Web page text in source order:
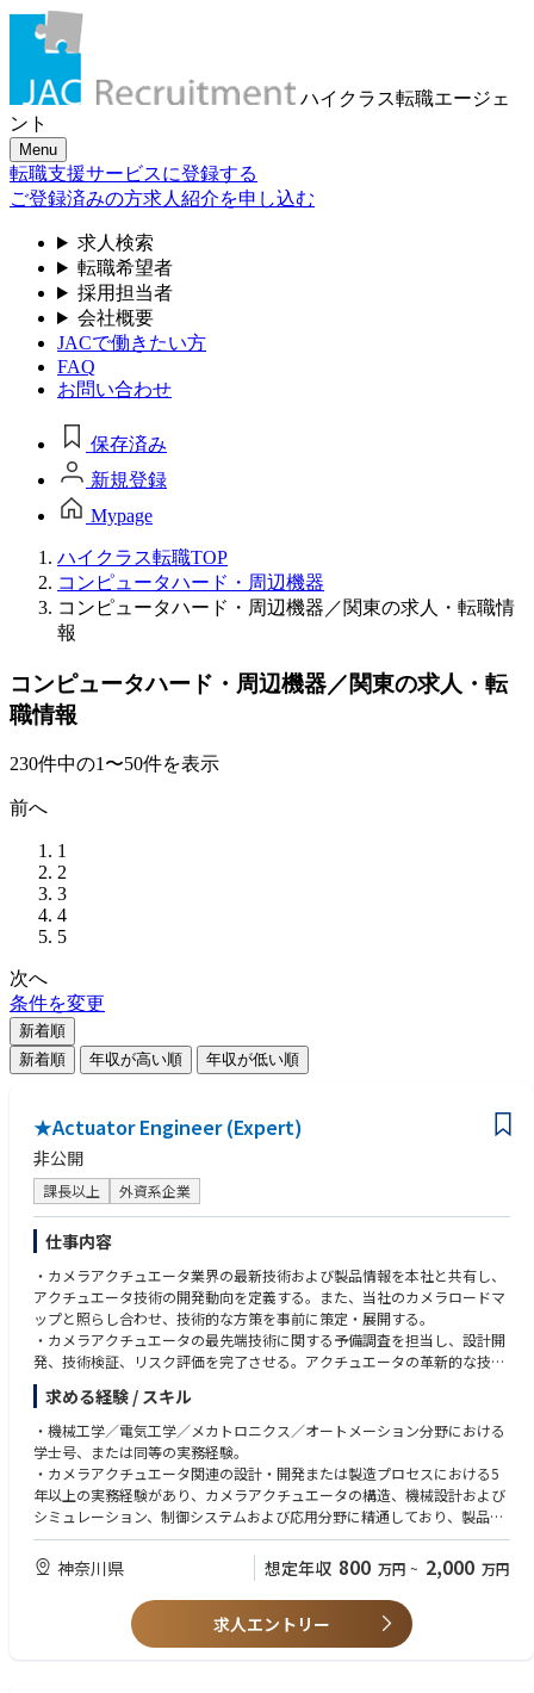
ハイクラス転職エージェ
ント
Menu
転職支援サービスに登録する
ご登録済みの方求人紹介を申し込む
求人検索
転職希望者
採用担当者
会社概要
JACで働きたい方
FAQ
お問い合わせ
保存済み
新規登録
Mypage
ハイクラス転職TOP
コンピュータハード・周辺機器
コンピュータハード・周辺機器／関東の求人・転職情
報
コンピュータハード・周辺機器／関東の求人・転
職情報
230件中の1〜50件を表示
前へ
1
2
3
4
5
次へ
条件を変更
新着順
新着順
年収が高い順 年収が低い順
★Actuator Engineer (Expert)
非公開
課長以上 外資系企業
仕事内容
・カメラアクチュエータ業界の最新技術および製品情報を本社と共有し、
アクチュエータ技術の開発動向を定義する。また、当社のカメラロードマ
ップと照らし合わせ、技術的な方策を事前に策定・展開する。
・カメラアクチュエータの最先端技術に関する予備調査を担当し、設計開
発、技術検証、リスク評価を完了させる。アクチュエータの革新的な技術
的強みを拡大し、製品およびプロジェクトの要件を満たす。
・プロジェクトチームと連携し、カメラアクチュエータの技術プロジェク
ト計画および体系的な検証計画を策定する。設計の初期段階で設計および
工程上の課題を解決し、製品の全体的な品質を最適化するとともに、プロ
ジェクトを期日通りに完了させ、様々なプロジェクトリスクを回避・解決
する。
・アクチュエータ／モジュールサプライヤーやパートナーと連携し、製造
開発中に発生する課題を解決する。
求める経験 / スキル
・機械工学／電気工学／メカトロニクス／オートメーション分野における
学士号、または同等の実務経験。
・カメラアクチュエータ関連の設計・開発または製造プロセスにおける5
年以上の実務経験があり、カメラアクチュエータの構造、機械設計および
シミュレーション、制御システムおよび応用分野に精通しており、製品レ
ベルのシステム思考力およびイノベーション能力を有すること。
・閉ループ制御および減衰システムの設計経験とリスク特定能力を有する
こと。以下のハイエンドカメラアクチュエータについて、少なくとも2件
の開発・設計経験を有すること：ボールガイドOIS、フォールドアクチュ
エータ、SMAアクチュエータ、ピエゾアクチュエータ、新形態OISなど。
・CCMモジュール、レンズ、CMOSイメージセンサー、および回路基板に
神奈川県 想定年収 800 万円 ~ 2,000 万円
求人エントリー